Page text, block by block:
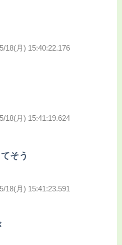
18(月) 15:40:22.176
18(月) 15:41:19.624
そう
18(月) 15:41:23.591